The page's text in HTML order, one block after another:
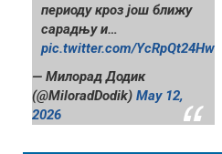
периоду кроз још ближу
сарадњу и…
pic.twitter.com/YcRpQt24Hw
— Милорад Додик
(@MiloradDodik) May 12,
2026